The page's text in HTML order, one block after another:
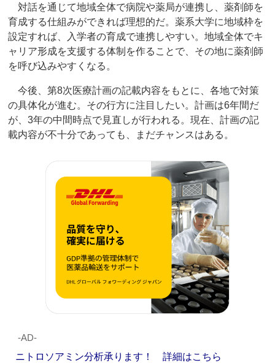
対話を通じて地域全体で病院や薬局が連携し、薬剤師を
育成する仕組みができれば理想的だ。薬系大学に地域枠を
設定すれば、入学者の育成で連携しやすい。地域全体でキ
ャリア形成を支援する体制を作ることで、その地に薬剤師
を呼び込みやすくなる。
今後、第8次医療計画の記載内容をもとに、各地で対策
の具体化が進む。その行方に注目したい。計画は6年間だ
が、3年の中間時点で見直しが行われる。現在、計画の記
載内容が不十分であっても、まだチャンスはある。
‐AD‐
ニトロソアミン分析承ります！ 詳細はこちら